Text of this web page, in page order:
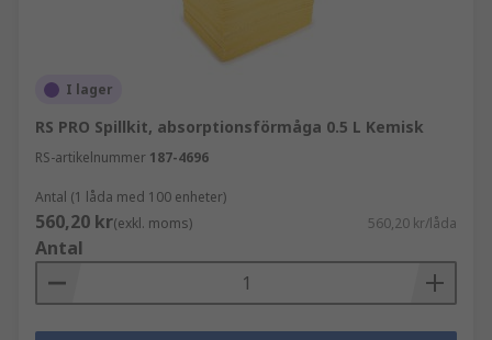
I lager
RS PRO Spillkit, absorptionsförmåga 0.5 L Kemisk
RS-artikelnummer 187-4696
Antal (1 låda med 100 enheter)
560,20 kr(exkl. moms) 560,20 kr/låda
Antal